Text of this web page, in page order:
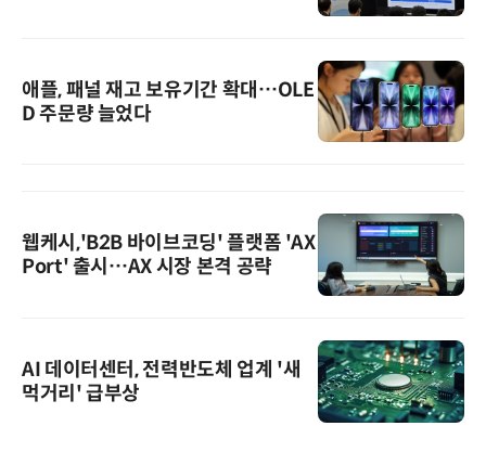
애플, 패널 재고 보유기간 확대…OLE
D 주문량 늘었다
웹케시,'B2B 바이브코딩' 플랫폼 'AX
Port' 출시…AX 시장 본격 공략
AI 데이터센터, 전력반도체 업계 '새
먹거리' 급부상